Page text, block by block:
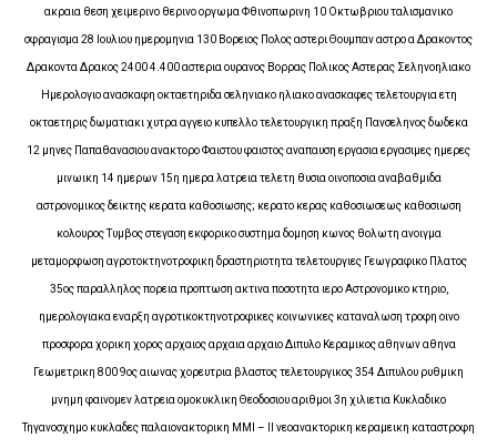
ακραια θεση χειμερινο θερινο οργωμα Φθινοπωρινη 10 Οκτωβριου ταλισμανικο
σφραγισμα 28 Ιουλιου ημερομηνια 130 Βορειος Πολος αστερι Θουμπαν αστρο α Δρακοντος
Δρακοντα Δρακος 2400 4.400 αστερια ουρανος Βορρας Πολικος Αστερας Σεληνοηλιακο
Ημερολογιο ανασκαφη οκταετηριδα σεληνιακο ηλιακο ανασκαφες τελετουργια ετη
οκταετηρις δωματιακι χυτρα αγγειο κυπελλο τελετουργικη πραξη Πανσεληνος δωδεκα
12 μηνες Παπαθανασιου ανακτορο Φαιστου φαιστος αναπαυση εργασια εργασιμες ημερες
μινωικη 14 ημερων 15η ημερα λατρεια τελετη θυσια οινοποσια αναβαθμιδα
αστρονομικος δεικτης κερατα καθοσιωσης; κερατο κερας καθοσιωσεως καθοσιωση
κολουρος Τυμβος στεγαση εκφορικο συστημα δομηση κωνος θολωτη ανοιγμα
μεταμορφωση αγροτοκτηνοτροφικη δραστηριοτητα τελετουργιες Γεωγραφικο Πλατος
35ος παραλληλος πορεια προπτωση ακτινα ποσοτητα ιερο Αστρονομικο κτηριο,
ημερολογιακα εναρξη αγροτικοκτηνοτροφικες κοινωνικες καταναλωση τροφη οινο
προσφορα χορικη χορος αρχαιος αρχαια αρχαιο Διπυλο Κεραμικος αθηνων αθηνα
Γεωμετρικη 800 9ος αιωνας χορευτρια βλαστος τελετουργικος 354 Διπυλου ρυθμικη
μνημη φαινομεν λατρεια ομοκυκλικη Θεοδοσιου αριθμοι 3η χιλιετια Κυκλαδικο
Τηγανοσχημο κυκλαδες παλαιονακτορικη ΜΜΙ – ΙΙ νεοανακτορικη κεραμεικη καταστροφη